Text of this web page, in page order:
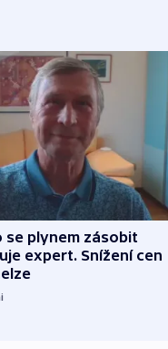
se plynem zásobit
expert. Snížení cen